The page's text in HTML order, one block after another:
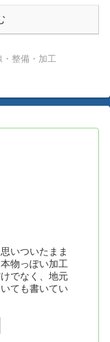
・整備・加工
いついたまま
物っぽい加工
でなく、地元
ても書いてい